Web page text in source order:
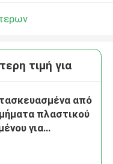
τιμή για
από
πλαστικού
για